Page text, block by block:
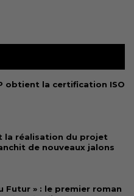
obtient la certification ISO
la réalisation du projet
de nouveaux jalons
Futur » : le premier roman